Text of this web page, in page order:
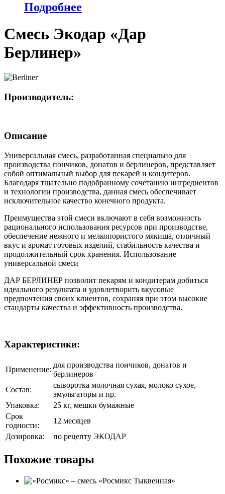
Подробнее
Смесь Экодар «Дар
Берлинер»
Производитель:
Описание
Универсальная смесь, разработанная специально для
производства пончиков, донатов и берлинеров, представляет
собой оптимальный выбор для пекарей и кондитеров.
Благодаря тщательно подобранному сочетанию ингредиентов
и технологии производства, данная смесь обеспечивает
исключительное качество конечного продукта.
Преимущества этой смеси включают в себя возможность
рационального использования ресурсов при производстве,
обеспечение нежного и мелкопористого мякиша, отличный
вкус и аромат готовых изделий, стабильность качества и
продолжительный срок хранения. Использование
универсальной смеси
ДАР БЕРЛИНЕР позволит пекарям и кондитерам добиться
идеального результата и удовлетворить вкусовые
предпочтения своих клиентов, сохраняя при этом высокие
стандарты качества и эффективность производства.
Характеристики:
Применение:
для производства пончиков, донатов и
берлинеров
Состав:
сыворотка молочная сухая, молоко сухое,
эмульгаторы и пр.
Упаковка:
25 кг, мешки бумажные
Срок
годности:
12 месяцев
Дозировка:
по рецепту ЭКОДАР
Похожие товары